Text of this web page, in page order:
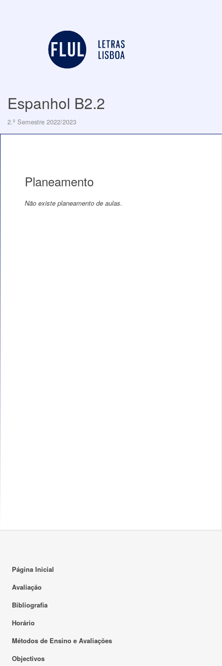
Espanhol B2.2
2.º Semestre 2022/2023
Planeamento
Não existe planeamento de aulas.
Página Inicial
Avaliação
Bibliografia
Horário
Métodos de Ensino e Avaliações
Objectivos